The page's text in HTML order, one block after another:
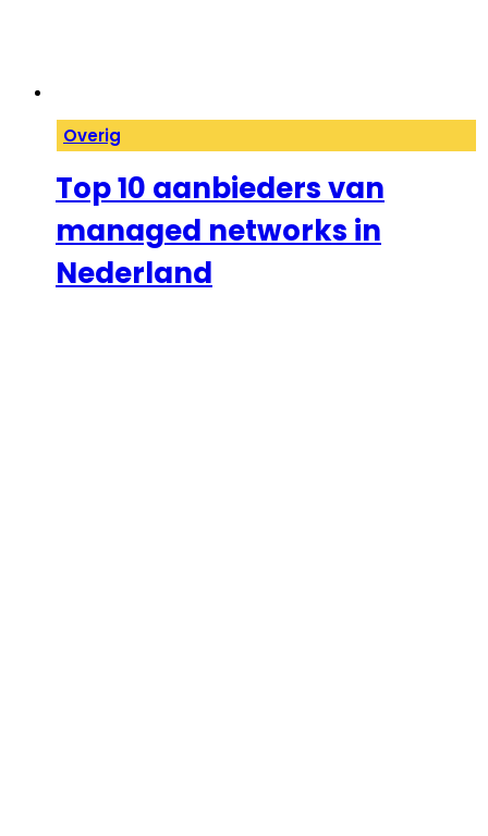
Overig
Top 10 aanbieders van
managed networks in
Nederland